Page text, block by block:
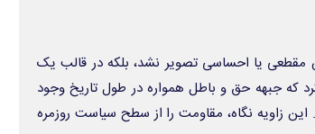
مقطعی یا احساسی تصویر نشد، بلکه در قالب یک
که جبهه حق و باطل همواره در طول تاریخ وجود
این زاویه نگاه، مقاومت را از سطح سیاست روزمره